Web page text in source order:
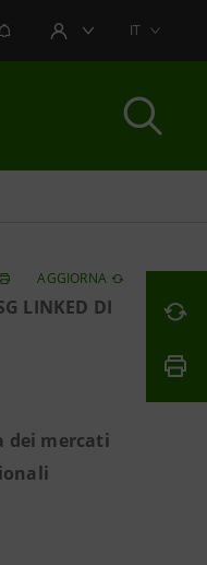
NOTIFICHEAREA UTENTEIT
AGGIORNA
LINKED DI
dei mercati